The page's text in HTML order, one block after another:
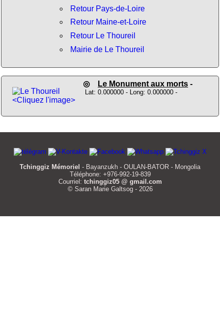
Retour Pays-de-Loire
Retour Maine-et-Loire
Retour Le Thoureil
Mairie de Le Thoureil
<Cliquez l'image>
◎ Le Monument aux morts-
Lat: 0.000000 - Long: 0.000000 -
Tchinggiz Mémoriel - Bayanzukh - OULAN-BATOR - Mongolia
Téléphone: +976-992-19-839
Courriel: tchinggiz05 @ gmail.com
© Saran Marie Galtsog - 2026